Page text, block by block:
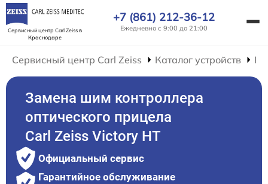
Сервисный центр Carl Zeissв
Краснодаре
+7 (861) 212-36-12
Ежедневно с 9:00 до 21:00
Сервисный центр Carl Zeiss Каталог устройств
Замена шим контроллера
оптического прицела
Carl Zeiss Victory HT
Официальный сервис
Гарантийное обслуживание